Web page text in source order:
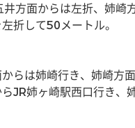
方面からは左折、姉崎
折して50メートル。
からは姉崎行き、姉崎方
らJR姉ヶ崎駅西口行き